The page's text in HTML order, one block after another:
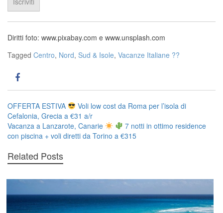
Diritti foto: www.pixabay.com e www.unsplash.com
Tagged Centro, Nord, Sud & Isole, Vacanze Italiane ??
Navigazione
articoli
OFFERTA ESTIVA
Voli low cost da Roma per l’isola di
Cefalonia, Grecia a €31 a/r
Vacanza a Lanzarote, Canarie
7 notti in ottimo residence
con piscina + voli diretti da Torino a €315
Related Posts